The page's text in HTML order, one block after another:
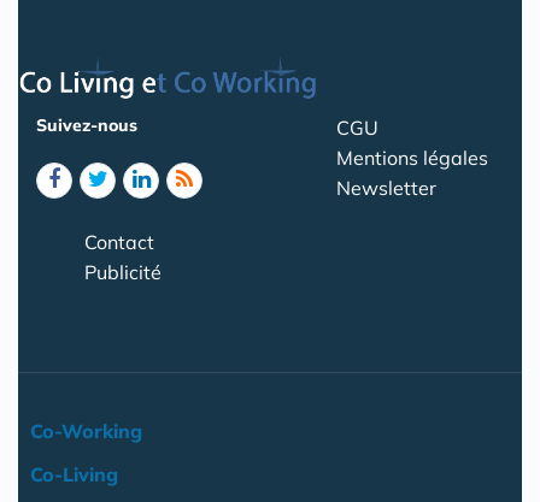
Suivez-nous
CGU
Mentions légales
Newsletter
Contact
Publicité
Co-Working
Co-Living